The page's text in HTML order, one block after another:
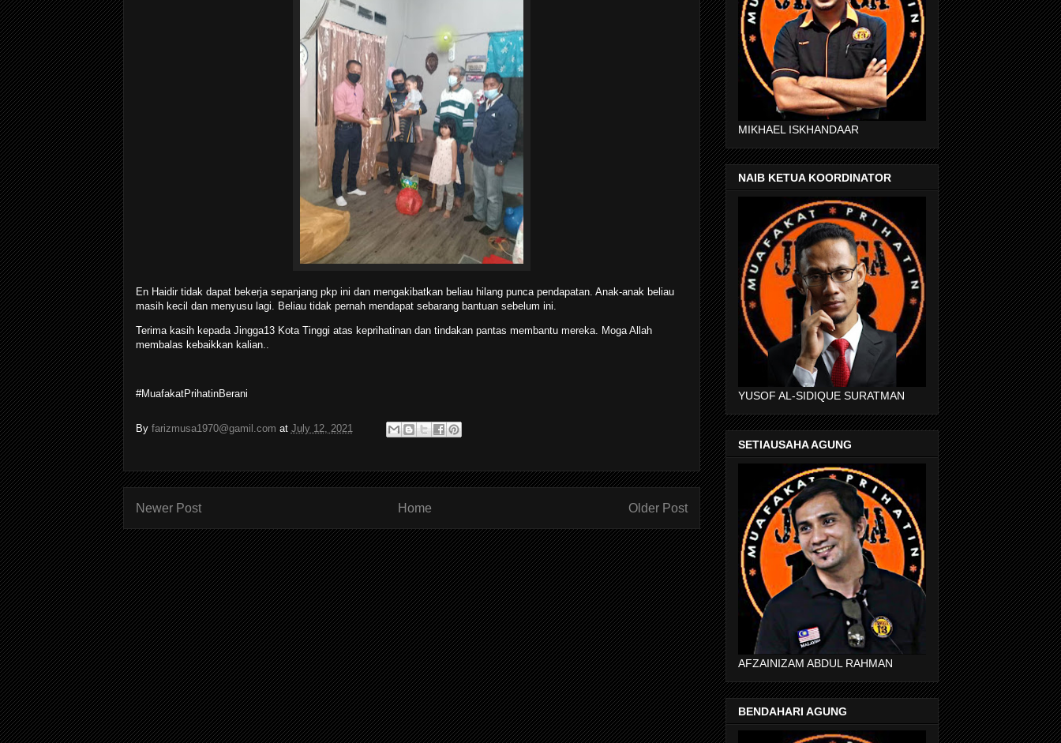
En Haidir tidak dapat bekerja sepanjang pkp ini dan mengakibatkan beliau hilang punca pendapatan. Anak-anak beliau
masih kecil dan menyusu lagi. Beliau tidak pernah mendapat sebarang bantuan sebelum ini.
Terima kasih kepada Jingga13 Kota Tinggi atas keprihatinan dan tindakan pantas membantu mereka. Moga Allah
membalas kebaikkan kalian..
#MuafakatPrihatinBerani
By farizmusa1970@gamil.com at July 12, 2021
Newer Post Older Post
Home
MIKHAEL ISKHANDAAR
NAIB KETUA KOORDINATOR
YUSOF AL-SIDIQUE SURATMAN
SETIAUSAHA AGUNG
AFZAINIZAM ABDUL RAHMAN
BENDAHARI AGUNG